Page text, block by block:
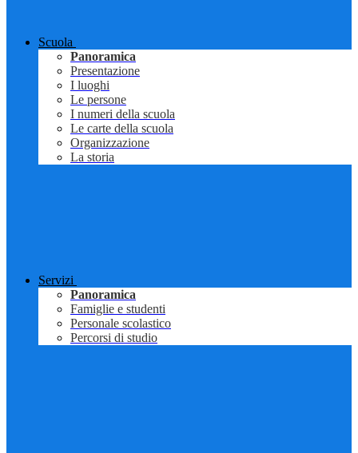
Scuola
Panoramica
Presentazione
I luoghi
Le persone
I numeri della scuola
Le carte della scuola
Organizzazione
La storia
Servizi
Panoramica
Famiglie e studenti
Personale scolastico
Percorsi di studio